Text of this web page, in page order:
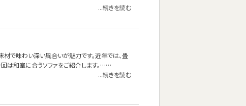
...続きを読む
で味わい深い風合いが魅力です。近年では、畳
回は和室に合うソファをご紹介します。……
...続きを読む